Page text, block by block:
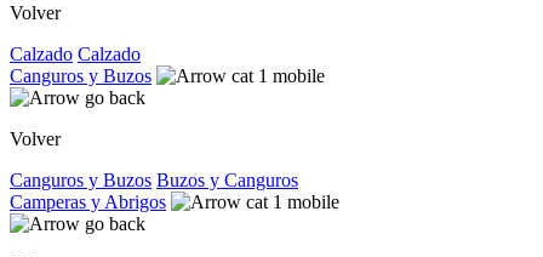
Volver
Calzado Calzado
Canguros y Buzos
Volver
Canguros y Buzos Buzos y Canguros
Camperas y Abrigos